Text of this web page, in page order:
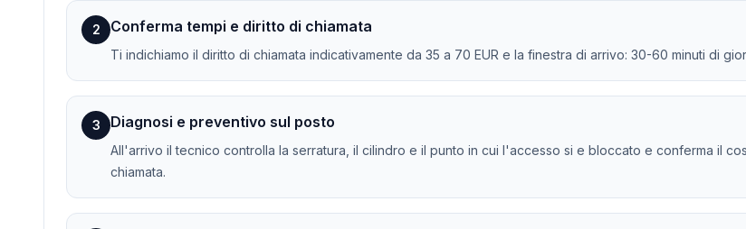
2 Conferma tempi e diritto di chiamata
Ti indichiamo il diritto di chiamata indicativamente da 35 a 70 EUR e la finestra di arrivo: 30-60 minuti di
3 Diagnosi e preventivo sul posto
All'arrivo il tecnico controlla la serratura, il cilindro e il punto in cui l'accesso si e bloccato e conferma il
chiamata.